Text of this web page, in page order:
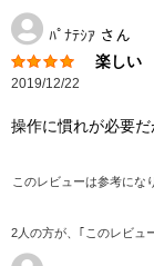
ﾊﾟﾅﾃｼｱ さん
楽しい
2019/12/22
操作に慣れが必要だ
このレビューは参考にな
2人の方が、｢このレビュ